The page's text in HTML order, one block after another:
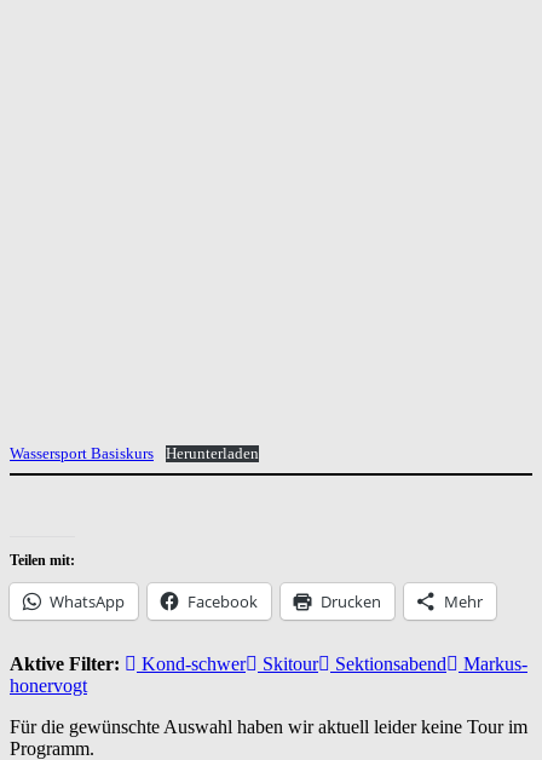
Wassersport Basiskurs Herunterladen
Teilen mit:
WhatsApp Facebook Drucken Mehr
Aktive Filter: Kond-schwer Skitour Sektionsabend
Markus-
honervogt
Für die gewünschte Auswahl haben wir aktuell leider keine Tour im
Programm.